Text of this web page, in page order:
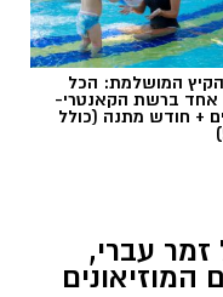
הקיץ המושלמת: הכל
אחד ברשת הקאנטרי-
+ חודש מתנה (כולל
זמר עברי,
המוזיאונים